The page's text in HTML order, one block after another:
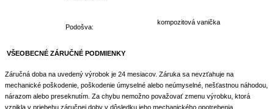
Podošva:
kompozitová vanička
VŠEOBECNÉ ZÁRUČNÉ PODMIENKY
Záručná doba na uvedený výrobok je 24 mesiacov. Záruka sa nevzťahuje na
mechanické poškodenie, poškodenie úmyselné alebo neúmyselné, nešťastnou náhodou,
nárazom alebo preseknutím. Za chybu nemožno považovať zmenu výrobku, ktorá
vznikla v priebehu záručnej doby v dôsledku jeho mechanického opotrebenia,